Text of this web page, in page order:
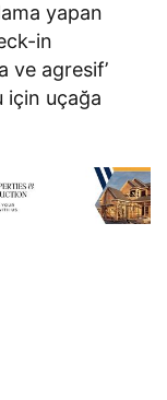
yapan
in
ve agresif’
için uçağa